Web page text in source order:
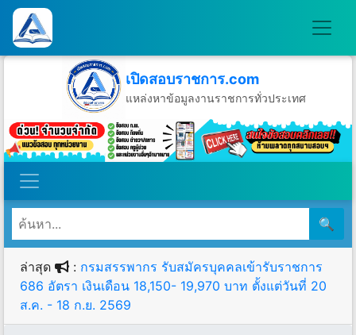
เปิดสอบราชการ.com
แหล่งหาข้อมูลงานราชการทั่วประเทศ
วันอาทิตย์ที่ 9 เดือนสิงหาคม พ.ศ.2569
🔍
ล่าสุด : กรมสรรพากร รับสมัครบุคคลเข้ารับราชการ
686 อัตรา เงินเดือน 18,150- 19,970 บาท ตั้งแต่วันที่ 20
ส.ค. - 18 ก.ย. 2569